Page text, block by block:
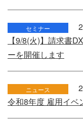
セミナー
【9/8(火)】請求書
ーを開催します
ニュース
令和8年度 雇用イベ